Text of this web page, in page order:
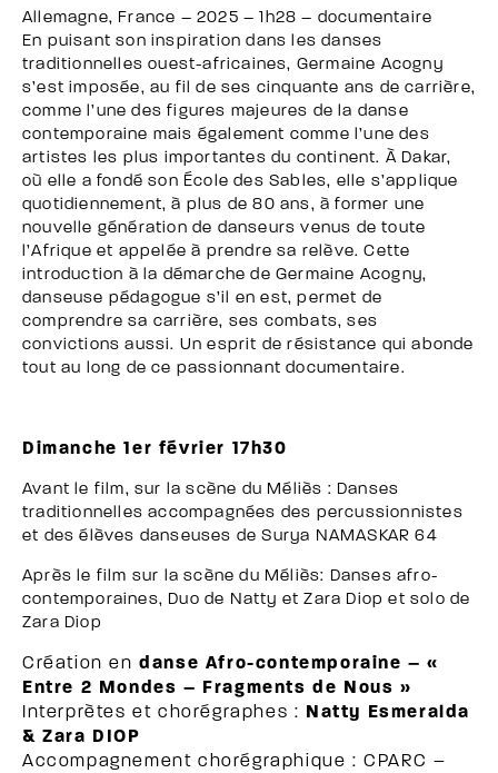
Allemagne, France – 2025 – 1h28 – documentaire
En puisant son inspiration dans les danses
traditionnelles ouest-africaines, Germaine Acogny
s’est imposée, au fil de ses cinquante ans de carrière,
comme l’une des figures majeures de la danse
contemporaine mais également comme l’une des
artistes les plus importantes du continent. À Dakar,
où elle a fondé son École des Sables, elle s’applique
quotidiennement, à plus de 80 ans, à former une
nouvelle génération de danseurs venus de toute
l’Afrique et appelée à prendre sa relève. Cette
introduction à la démarche de Germaine Acogny,
danseuse pédagogue s’il en est, permet de
comprendre sa carrière, ses combats, ses
convictions aussi. Un esprit de résistance qui abonde
tout au long de ce passionnant documentaire.
Dimanche 1er février 17h30
Avant le film, sur la scène du Méliès : Danses
traditionnelles accompagnées des percussionnistes
et des élèves danseuses deSurya NAMASKAR 64
Après le film sur la scène du Méliès: Danses afro-
contemporaines, Duo de Natty et Zara Diop et solo de
Zara Diop
Création en danse Afro-contemporaine –«
Entre 2 Mondes – Fragments de Nous»
Interprètes et chorégraphes : Natty Esmeralda
& Zara DIOP
Accompagnement chorégraphique : CPARC –